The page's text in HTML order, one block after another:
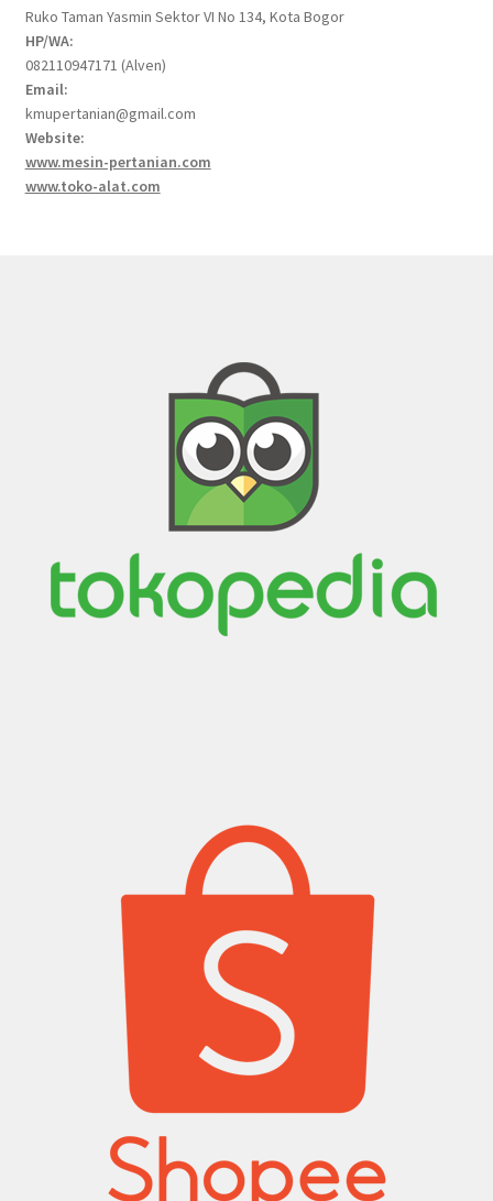
Ruko Taman Yasmin Sektor VI No 134, Kota Bogor
HP/WA:
082110947171 (Alven)
Email:
kmupertanian@gmail.com
Website:
www.mesin-pertanian.com
www.toko-alat.com